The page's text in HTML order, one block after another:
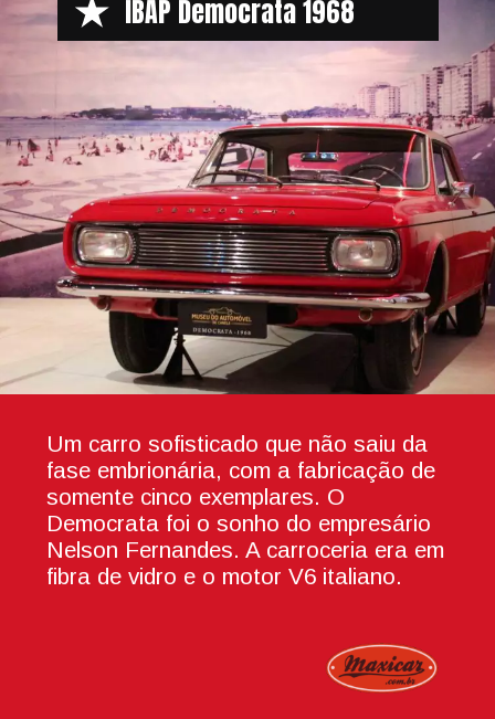
Um carro sofisticado que não saiu da
fase embrionária, com a fabricação de
somente cinco exemplares. O
Democrata foi o sonho do empresário
Nelson Fernandes. A carroceria era em
fibra de vidro e o motor V6 italiano.
IBAP Democrata 1968